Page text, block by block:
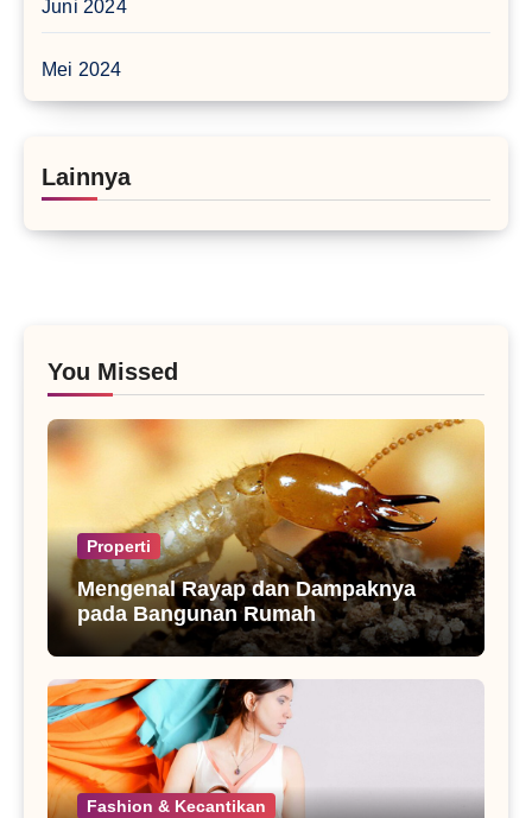
Juni 2024
Mei 2024
Lainnya
You Missed
Properti
Mengenal Rayap dan Dampaknya
pada Bangunan Rumah
Fashion & Kecantikan